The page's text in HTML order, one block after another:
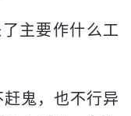
主要作什么工
鬼，也不行异